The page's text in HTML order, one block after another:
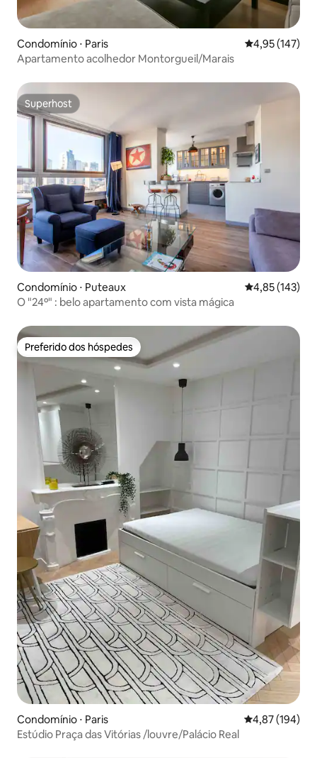
Condomínio ⋅ Paris 4,95 de uma
4,95 (147)
Apartamento acolhedor Montorgueil/Marais
Superhost
Superhost
Condomínio ⋅ Puteaux 4,85 de uma
4,85 (143)
O "24º" : belo apartamento com vista mágica
Preferido dos hóspedes
Preferido dos hóspedes
Condomínio ⋅ Paris 4,87 de uma
4,87 (194)
Estúdio Praça das Vitórias /louvre/Palácio Real